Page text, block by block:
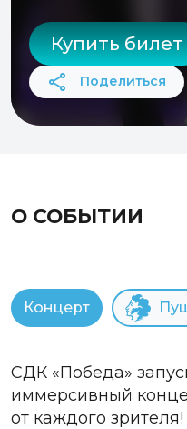
Купить билет
Поделиться
О СОБЫТИИ
Концерт
СДК «Победа»
иммерсивный
от каждого